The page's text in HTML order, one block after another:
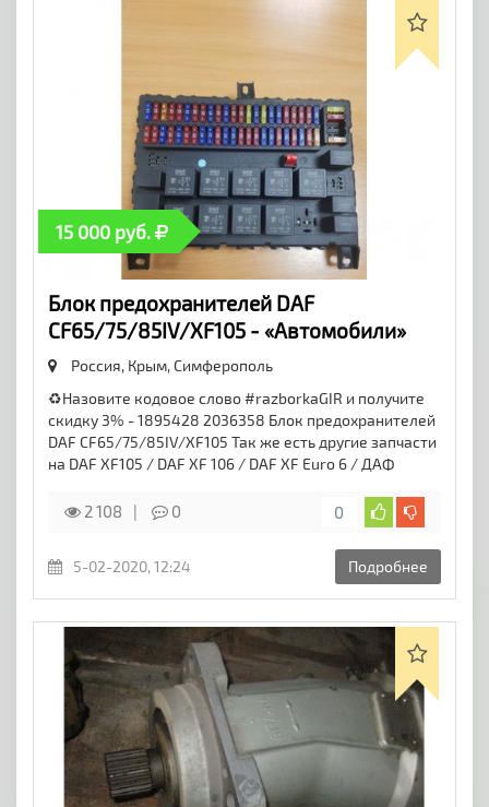
15 000 руб.
Блок предохранителей DAF
CF65/75/85IV/XF105 - «Автомобили»
Россия, Крым,Симферополь
♻️Назовите кодовое слово #razborkaGIR и получите
скидку 3% - 1895428 2036358 Блок предохранителей
DAF CF65/75/85IV/XF105 Так же есть другие запчасти
на DAF XF105 / DAF XF 106 / DAF XF Euro 6 / ДАФ
2 108 0 0
5-02-2020, 12:24 Подробнее